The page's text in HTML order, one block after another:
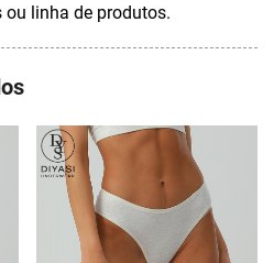
linha de produtos.